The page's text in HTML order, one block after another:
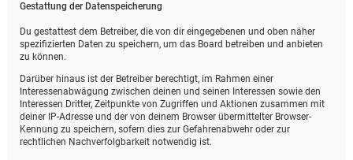
Gestattung der Datenspeicherung
Du gestattest dem Betreiber, die von dir eingegebenen und oben näher
spezifizierten Daten zu speichern, um das Board betreiben und anbieten
zu können.
Darüber hinaus ist der Betreiber berechtigt, im Rahmen einer
Interessenabwägung zwischen deinen und seinen Interessen sowie den
Interessen Dritter, Zeitpunkte von Zugriffen und Aktionen zusammen mit
deiner IP-Adresse und der von deinem Browser übermittelter Browser-
Kennung zu speichern, sofern dies zur Gefahrenabwehr oder zur
rechtlichen Nachverfolgbarkeit notwendig ist.